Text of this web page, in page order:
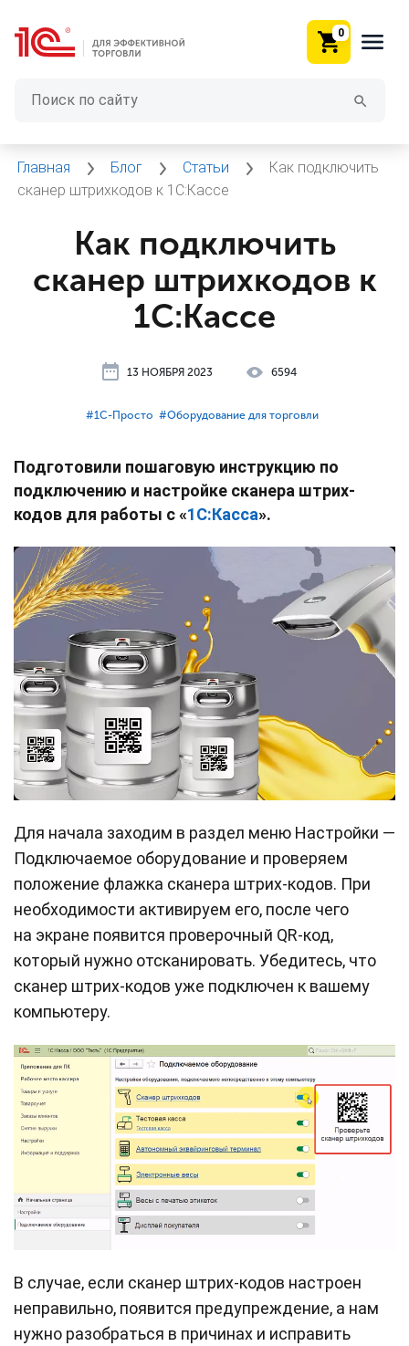
0
Главная Блог Статьи
Как подключить
сканер штрихкодов к 1С:Кассе
Как подключить
сканер штрихкодов к
1С:Кассе
13 НОЯБРЯ 2023 6594
#⁣1С-Просто #⁣Оборудование для торговли
Подготовили пошаговую инструкцию по
подключению и настройке сканера штрих-
кодов для работы с «1С:Касса».
Для начала заходим в раздел меню Настройки —
Подключаемое оборудование и проверяем
положение флажка сканера штрих-кодов. При
необходимости активируем его, после чего
на экране появится проверочный QR-код,
который нужно отсканировать. Убедитесь, что
сканер штрих-кодов уже подключен к вашему
компьютеру.
В случае, если сканер штрих-кодов настроен
неправильно, появится предупреждение, а нам
нужно разобраться в причинах и исправить